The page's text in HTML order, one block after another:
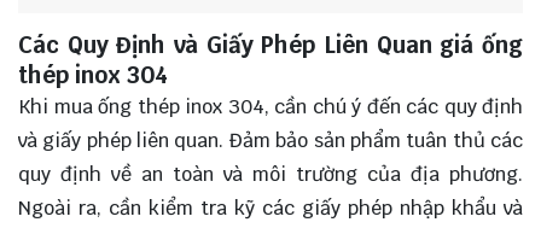
Các Quy Định và Giấy Phép Liên Quan giá ống
thép inox 304
Khi mua ống thép inox 304, cần chú ý đến các quy định
và giấy phép liên quan. Đảm bảo sản phẩm tuân thủ các
quy định về an toàn và môi trường của địa phương.
Ngoài ra, cần kiểm tra kỹ các giấy phép nhập khẩu và